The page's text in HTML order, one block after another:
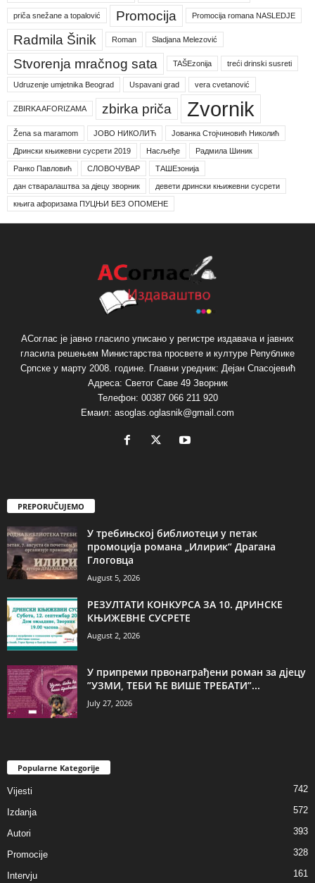
priča snežane a topalović Promocija Promocija romana NASLEDJE
Radmila Šinik Roman Sladjana Melezović
Stvorenja mračnog sata TAŠEzonija treći drinski susreti
Udruzenje umjetnika Beograd Uspavani grad vera cvetanović
ZBIRKA AFORIZAMA zbirka priča Zvornik
Žena sa maramom ЈОВО НИКОЛИЋ Јованка Стојчиновић Николић
Дрински књижевни сусрети 2019 Насљеђе Радмила Шиник
Ранко Павловић СЛОВОЧУВАР ТАШЕзонија
дан стваралаштва за дјецу зворник девети дрински књижевни сусрети
књига афоризама ПУЦЊИ БЕЗ ОПОМЕНЕ
АСоглас је јавно гласило уписано у регистре издавача и јавних
гласила решењем Министарства просвете и културе Републике
Српске у марту 2008. године. Главни уредник: Дејан Спасојевић
Адреса: Светог Саве 49 Зворник
Телефон: 00387 066 211 920
Емаил: asoglas.oglasnik@gmail.com
PREPORUČUJEMO
У требињској библиотеци у петак
промоција романа „Илирик“ Драгана
Глоговца
August 5, 2026
РЕЗУЛТАТИ КОНКУРСА ЗА 10. ДРИНСКЕ
КЊИЖЕВНЕ СУСРЕТЕ
August 2, 2026
У припреми првонаграђени роман за дјецу
”УЗМИ, ТЕБИ ЋЕ ВИШЕ ТРЕБАТИ”...
July 27, 2026
Popularne Kategorije
Vijesti 742
Izdanja 572
Autori 393
Promocije 328
Intervju 161